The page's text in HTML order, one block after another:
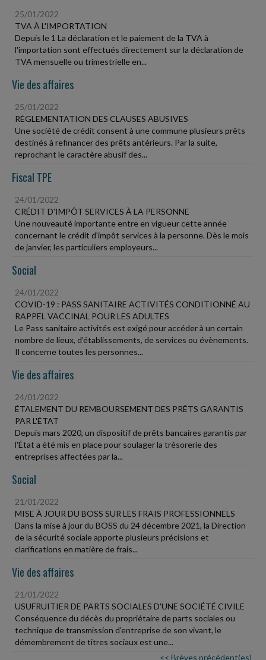
25/01/2022
TVA À L'IMPORTATION
Depuis le 1 La déclaration et le paiement de la TVA à
l'importation sont effectués directement sur la déclaration de
TVA mensuelle ou trimestrielle en...
Vie des affaires
25/01/2022
RÉGLEMENTATION DES CLAUSES ABUSIVES
Une société de crédit consent à une commune plusieurs prêts
destinés à refinancer des prêts antérieurs. Par la suite,
reprochant le caractère abusif des...
Fiscal TPE
24/01/2022
CRÉDIT D'IMPÔT SERVICES À LA PERSONNE
Une nouveauté importante entre en vigueur cette année
concernant le crédit d'impôt services à la personne. Dès le mois
de janvier, les particuliers employeurs...
Social
24/01/2022
COVID-19 : PASS SANITAIRE ACTIVITÉS CONDITIONNÉ AU
RAPPEL VACCINAL POUR LES ADULTES
Le Pass sanitaire activités est exigé pour accéder à un certain
nombre de lieux, d'établissements, de services ou évènements.
Il concerne toutes les personnes...
Vie des affaires
24/01/2022
ÉTALEMENT DU REMBOURSEMENT DES PRÊTS GARANTIS
PAR L'ÉTAT
Depuis mars 2020, un dispositif de prêts bancaires garantis par
l'État a été mis en place pour soulager la trésorerie des
entreprises affectées par la...
Social
21/01/2022
MISE À JOUR DU BOSS SUR LES FRAIS PROFESSIONNELS
Dans la mise à jour du BOSS du 24 décembre 2021, la Direction
de la sécurité sociale apporte plusieurs précisions et
clarifications en matière de frais...
Vie des affaires
21/01/2022
USUFRUITIER DE PARTS SOCIALES D'UNE SOCIÉTÉ CIVILE
Conséquence du décès du propriétaire de parts sociales ou
technique de transmission d'entreprise de son vivant, le
démembrement de titres sociaux est une...
<< Brèves précédent(es)